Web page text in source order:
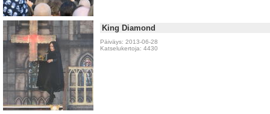
King Diamond
Päiväys: 2013-06-28
Katselukertoja: 4430